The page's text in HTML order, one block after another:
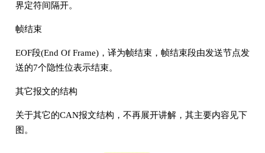
界定符间隔开。
帧结束
EOF段(End Of Frame)，译为帧结束，帧结束段由发送节点发
送的7个隐性位表示结束。
其它报文的结构
关于其它的CAN报文结构，不再展开讲解，其主要内容见下
图。